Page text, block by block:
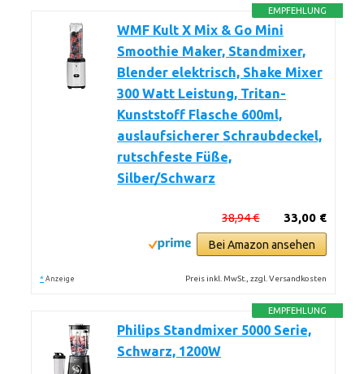
EMPFEHLUNG
WMF Kult X Mix & Go Mini
Smoothie Maker, Standmixer,
Blender elektrisch, Shake Mixer
300 Watt Leistung, Tritan-
Kunststoff Flasche 600ml,
auslaufsicherer Schraubdeckel,
rutschfeste Füße,
Silber/Schwarz
33,00 €
38,94 €
Bei Amazon ansehen
* Anzeige Preis inkl. MwSt., zzgl. Versandkosten
EMPFEHLUNG
Philips Standmixer 5000 Serie,
Schwarz, 1200W